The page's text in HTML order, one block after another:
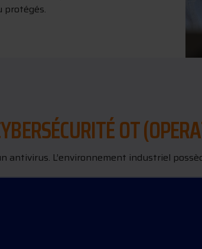
protégés.
OT
L’environnement industriel